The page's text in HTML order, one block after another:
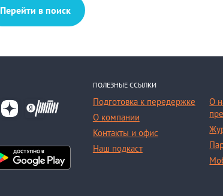
Перейти в поиск
ПОЛЕЗНЫЕ ССЫЛКИ
Подготовка к передержке
О компании
Контакты и офис
Наш подкаст
О